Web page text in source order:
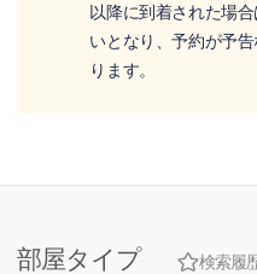
以降に到着された場
いとなり、予約が予
ります。
部屋タイプ 検索履